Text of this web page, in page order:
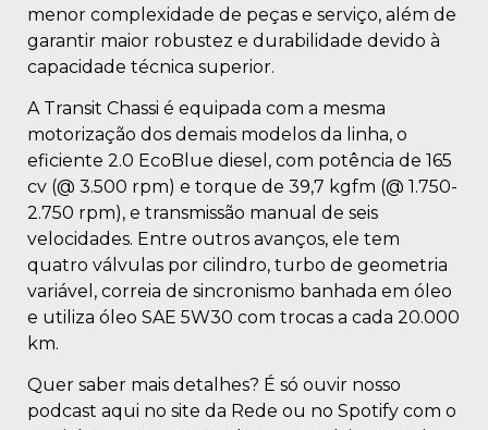
menor complexidade de peças e serviço, além de
garantir maior robustez e durabilidade devido à
capacidade técnica superior.
A Transit Chassi é equipada com a mesma
motorização dos demais modelos da linha, o
eficiente 2.0 EcoBlue diesel, com potência de 165
cv (@ 3.500 rpm) e torque de 39,7 kgfm (@ 1.750-
2.750 rpm), e transmissão manual de seis
velocidades. Entre outros avanços, ele tem
quatro válvulas por cilindro, turbo de geometria
variável, correia de sincronismo banhada em óleo
e utiliza óleo SAE 5W30 com trocas a cada 20.000
km.
Quer saber mais detalhes? É só ouvir nosso
podcast aqui no site da Rede ou no Spotify com o